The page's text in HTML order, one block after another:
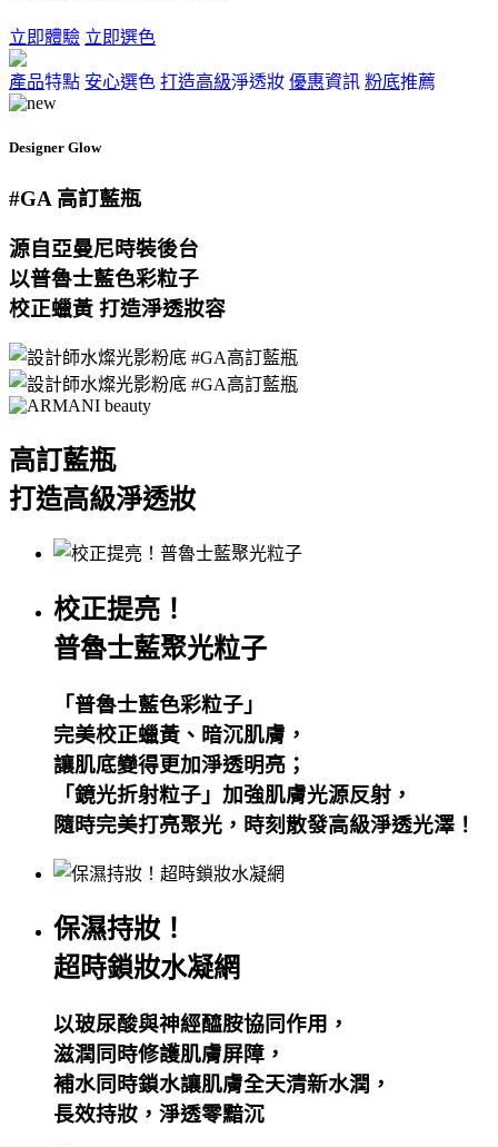
立即體驗 立即選色
產品特點 安心選色 打造高級淨透妝 優惠資訊 粉底推薦
Designer Glow
#GA 高訂藍瓶
源自亞曼尼時裝後台
以普魯士藍色彩粒子
校正蠟黃 打造淨透妝容
高訂藍瓶
打造高級淨透妝
校正提亮！
普魯士藍聚光粒子
「普魯士藍色彩粒子」
完美校正蠟黃、暗沉肌膚，
讓肌底變得更加淨透明亮；
「鏡光折射粒子」加強肌膚光源反射，
隨時完美打亮聚光，時刻散發高級淨透光澤！
保濕持妝！
超時鎖妝水凝網
以玻尿酸與神經醯胺協同作用，
滋潤同時修護肌膚屏障，
補水同時鎖水讓肌膚全天清新水潤，
長效持妝，淨透零黯沉